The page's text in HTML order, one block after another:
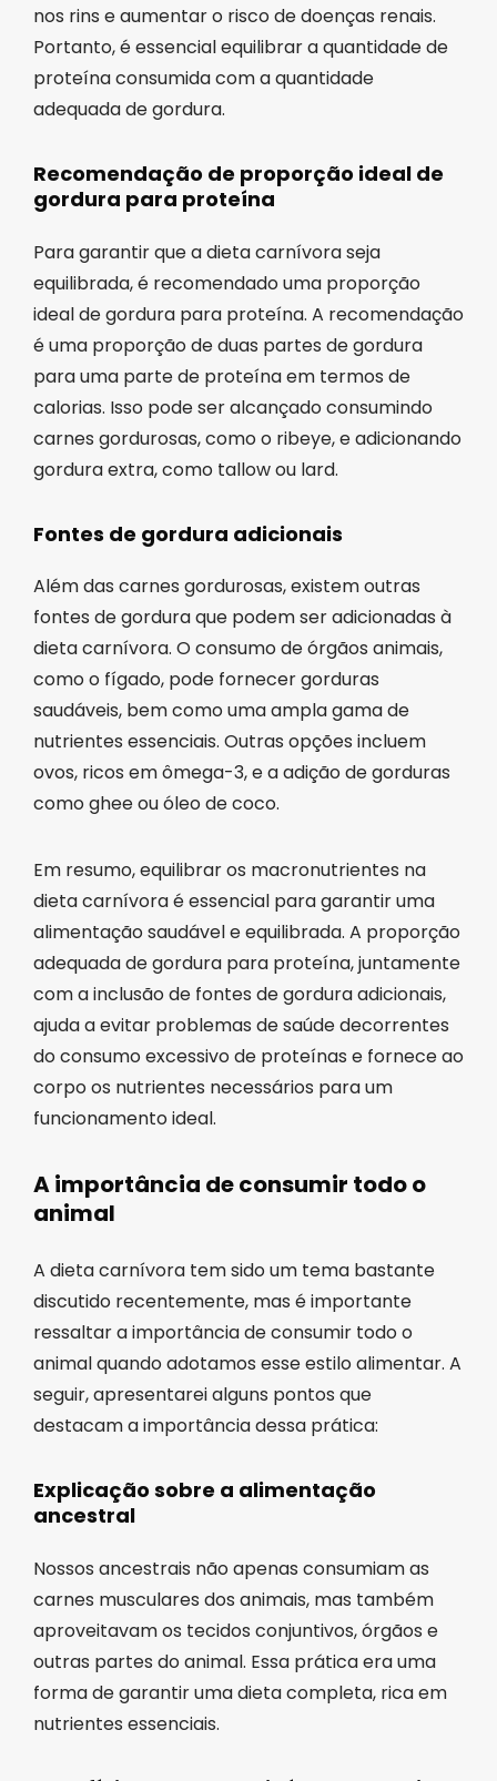
nos rins e aumentar o risco de doenças renais.
Portanto, é essencial equilibrar a quantidade de
proteína consumida com a quantidade
adequada de gordura.
Recomendação de proporção ideal de
gordura para proteína
Para garantir que a dieta carnívora seja
equilibrada, é recomendado uma proporção
ideal de gordura para proteína. A recomendação
é uma proporção de duas partes de gordura
para uma parte de proteína em termos de
calorias. Isso pode ser alcançado consumindo
carnes gordurosas, como o ribeye, e adicionando
gordura extra, como tallow ou lard.
Fontes de gordura adicionais
Além das carnes gordurosas, existem outras
fontes de gordura que podem ser adicionadas à
dieta carnívora. O consumo de órgãos animais,
como o fígado, pode fornecer gorduras
saudáveis, bem como uma ampla gama de
nutrientes essenciais. Outras opções incluem
ovos, ricos em ômega-3, e a adição de gorduras
como ghee ou óleo de coco.
Em resumo, equilibrar os macronutrientes na
dieta carnívora é essencial para garantir uma
alimentação saudável e equilibrada. A proporção
adequada de gordura para proteína, juntamente
com a inclusão de fontes de gordura adicionais,
ajuda a evitar problemas de saúde decorrentes
do consumo excessivo de proteínas e fornece ao
corpo os nutrientes necessários para um
funcionamento ideal.
A importância de consumir todo o
animal
A dieta carnívora tem sido um tema bastante
discutido recentemente, mas é importante
ressaltar a importância de consumir todo o
animal quando adotamos esse estilo alimentar. A
seguir, apresentarei alguns pontos que
destacam a importância dessa prática:
Explicação sobre a alimentação
ancestral
Nossos ancestrais não apenas consumiam as
carnes musculares dos animais, mas também
aproveitavam os tecidos conjuntivos, órgãos e
outras partes do animal. Essa prática era uma
forma de garantir uma dieta completa, rica em
nutrientes essenciais.